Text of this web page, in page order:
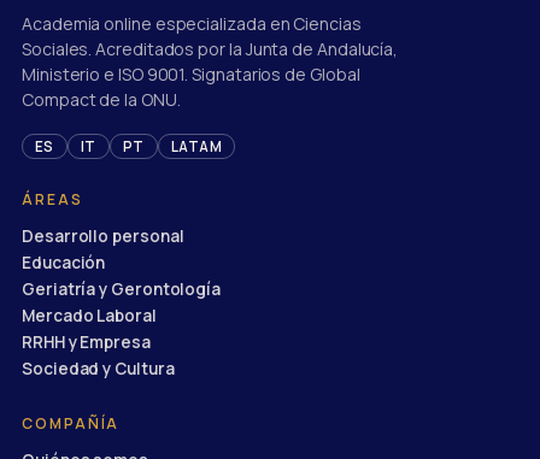
Academia online especializada en Ciencias
Sociales. Acreditados por la Junta de Andalucía,
Ministerio e ISO 9001. Signatarios de Global
Compact de la ONU.
ES IT PT LATAM
ÁREAS
Desarrollo personal
Educación
Geriatría y Gerontología
Mercado Laboral
RRHH y Empresa
Sociedad y Cultura
COMPAÑÍA